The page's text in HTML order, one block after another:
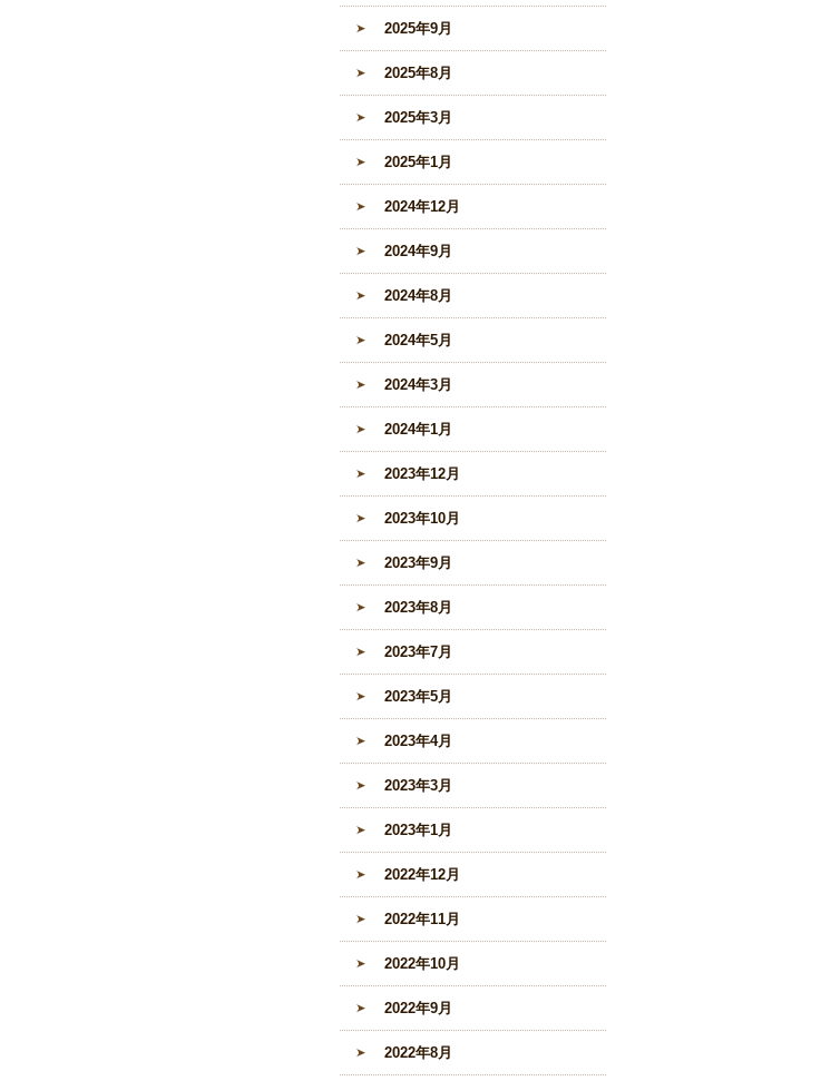
2025年9月
2025年8月
2025年3月
2025年1月
2024年12月
2024年9月
2024年8月
2024年5月
2024年3月
2024年1月
2023年12月
2023年10月
2023年9月
2023年8月
2023年7月
2023年5月
2023年4月
2023年3月
2023年1月
2022年12月
2022年11月
2022年10月
2022年9月
2022年8月